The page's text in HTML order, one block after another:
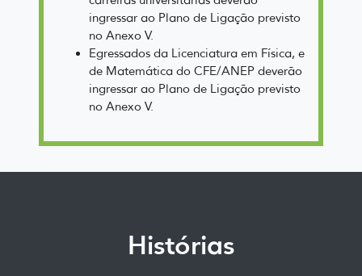
ingressar ao Plano de Ligação previsto
no Anexo V.
Egressados da Licenciatura em Física, e
de Matemática do CFE/ANEP deverão
ingressar ao Plano de Ligação previsto
no Anexo V.
Histórias